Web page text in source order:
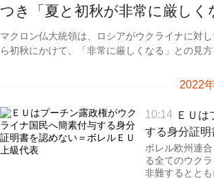
つき「夏と初秋が非常に厳しく
マクロン仏大統領は、ロシアがウクライナに対
ら初秋にかけて、「非常に厳しくなる」との見方
2022
10:14 ＥＵ
する身分証
ボレル欧州連
る全てのウク
非難するとと